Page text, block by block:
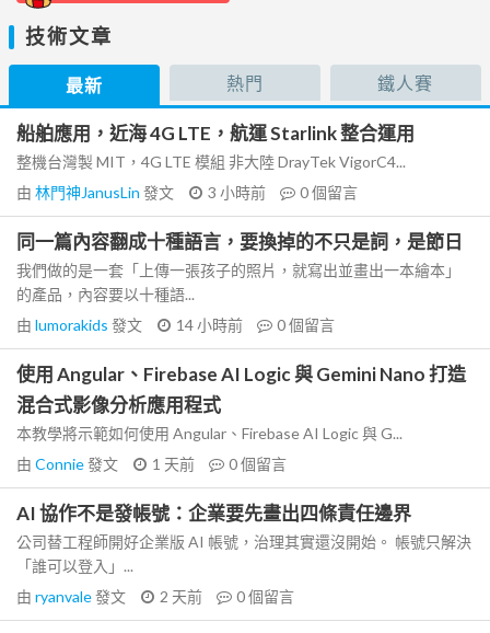
技術文章
最新 熱門 鐵人賽
船舶應用，近海 4G LTE，航運 Starlink 整合運用
整機台灣製 MIT，4G LTE 模組 非大陸 DrayTek VigorC4...
由 林門神JanusLin 發文 3 小時前 0個留言
同一篇內容翻成十種語言，要換掉的不只是詞，是節日
我們做的是一套「上傳一張孩子的照片，就寫出並畫出一本繪本」
的產品，內容要以十種語...
由 lumorakids 發文 14 小時前 0個留言
使用 Angular、Firebase AI Logic 與 Gemini Nano 打造
混合式影像分析應用程式
本教學將示範如何使用 Angular、Firebase AI Logic 與 G...
由 Connie發文 1 天前 0個留言
AI 協作不是發帳號：企業要先畫出四條責任邊界
公司替工程師開好企業版 AI 帳號，治理其實還沒開始。 帳號只解決
「誰可以登入」...
由 ryanvale發文 2 天前 0個留言